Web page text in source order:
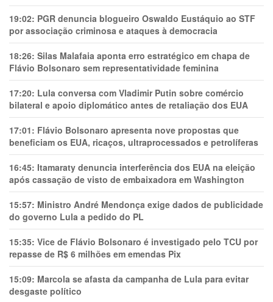
19:02: PGR denuncia blogueiro Oswaldo Eustáquio ao STF
por associação criminosa e ataques à democracia
18:26: Silas Malafaia aponta erro estratégico em chapa de
Flávio Bolsonaro sem representatividade feminina
17:20: Lula conversa com Vladimir Putin sobre comércio
bilateral e apoio diplomático antes de retaliação dos EUA
17:01: Flávio Bolsonaro apresenta nove propostas que
beneficiam os EUA, ricaços, ultraprocessados e petrolíferas
16:45: Itamaraty denuncia interferência dos EUA na eleição
após cassação de visto de embaixadora em Washington
15:57: Ministro André Mendonça exige dados de publicidade
do governo Lula a pedido do PL
15:35: Vice de Flávio Bolsonaro é investigado pelo TCU por
repasse de R$ 6 milhões em emendas Pix
15:09: Marcola se afasta da campanha de Lula para evitar
desgaste político